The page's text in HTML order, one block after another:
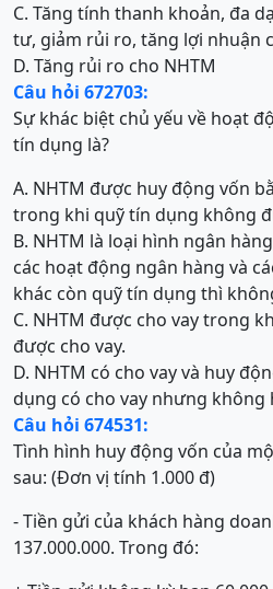
C. Tăng tính thanh khoản, đa
tư, giảm rủi ro, tăng lợi nhuận
D. Tăng rủi ro cho NHTM
Câu hỏi 672703:
Sự khác biệt chủ yếu về hoạt
tín dụng là?
A. NHTM được huy động vốn
trong khi quỹ tín dụng không
B. NHTM là loại hình ngân
các hoạt động ngân hàng và
khác còn quỹ tín dụng thì
C. NHTM được cho vay trong
được cho vay.
D. NHTM có cho vay và huy
dụng có cho vay nhưng không
Câu hỏi 674531:
Tình hình huy động vốn của
sau: (Đơn vị tính 1.000 đ)
- Tiền gửi của khách hàng
137.000.000. Trong đó: